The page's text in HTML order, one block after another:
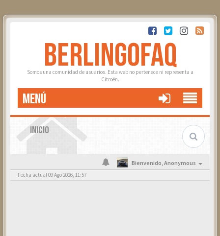
BERLINGOFAQ
Somos una comunidad de usuarios. Esta web no pertenece ni representa a
Citroën.
MENÚ
INICIO
Bienvenido,Anonymous
Fecha actual 09 Ago 2026, 11:57